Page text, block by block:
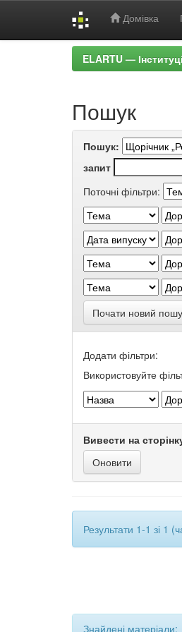
Домівка
ELARTU —
Пошук
Пошук:
запит
Поточні фільтри:
Почати новий
Додати фільтри:
Використовуйте
Вивести на
Результати 1-1 зі 1
Знайдені матеріали: